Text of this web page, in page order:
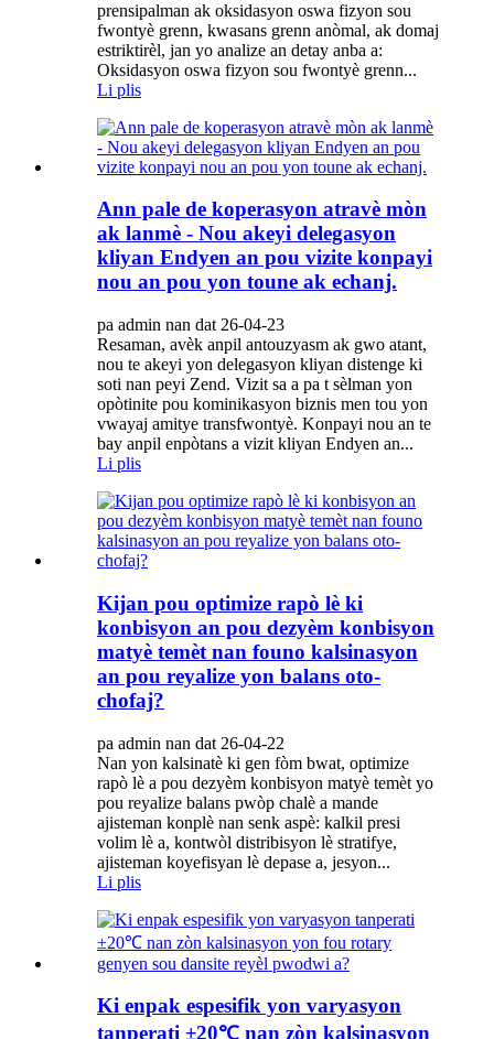
prensipalman ak oksidasyon oswa fizyon sou
fwontyè grenn, kwasans grenn anòmal, ak domaj
estriktirèl, jan yo analize an detay anba a:
Oksidasyon oswa fizyon sou fwontyè grenn...
Li plis
Ann pale de koperasyon atravè mòn
ak lanmè - Nou akeyi delegasyon
kliyan Endyen an pou vizite konpayi
nou an pou yon toune ak echanj.
pa admin nan dat 26-04-23
Resaman, avèk anpil antouzyasm ak gwo atant,
nou te akeyi yon delegasyon kliyan distenge ki
soti nan peyi Zend. Vizit sa a pa t sèlman yon
opòtinite pou kominikasyon biznis men tou yon
vwayaj amitye transfwontyè. Konpayi nou an te
bay anpil enpòtans a vizit kliyan Endyen an...
Li plis
Kijan pou optimize rapò lè ki
konbisyon an pou dezyèm konbisyon
matyè temèt nan founo kalsinasyon
an pou reyalize yon balans oto-
chofaj?
pa admin nan dat 26-04-22
Nan yon kalsinatè ki gen fòm bwat, optimize
rapò lè a pou dezyèm konbisyon matyè temèt yo
pou reyalize balans pwòp chalè a mande
ajisteman konplè nan senk aspè: kalkil presi
volim lè a, kontwòl distribisyon lè stratifye,
ajisteman koyefisyan lè depase a, jesyon...
Li plis
Ki enpak espesifik yon varyasyon
tanperati ±20℃ nan zòn kalsinasyon